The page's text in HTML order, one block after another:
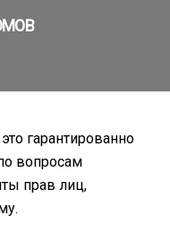
гарантированно
вопросам
прав лиц,